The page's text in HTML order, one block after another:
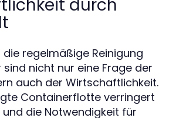
durch
regelmäßige Reinigung
nicht nur eine Frage der
auch der Wirtschaftlichkeit.
Containerflotte verringert
die Notwendigkeit für